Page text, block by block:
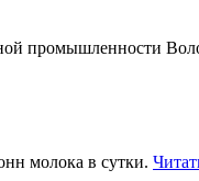
промышленности
молока в сутки.